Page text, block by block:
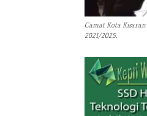
Camat Kota
2021/2025.